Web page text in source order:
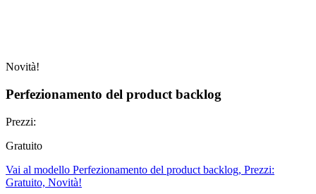
Novità!
Perfezionamento del product backlog
Prezzi:
Gratuito
Vai al modello Perfezionamento del product backlog, Prezzi:
Gratuito, Novità!